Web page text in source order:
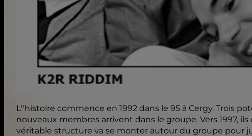
L''histoire commence en 1992 dans le 95 à Cergy. Trois
nouveaux membres arrivent dans le groupe. Vers 1997,
véritable structure va se monter autour du groupe pour